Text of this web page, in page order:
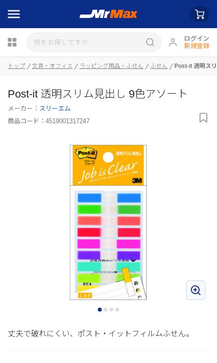
ログイン
新規登録
トップ 文具・オフィス ラッピング用品・ふせん ふせん Post-it 透明ス
Post-it 透明スリム見出し 9色アソート
メーカー： スリーエム
商品コード： 4519001317247
丈夫で破れにくい、ポスト・イットフィルムふせん。